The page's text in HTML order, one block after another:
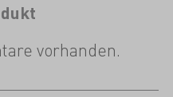
vorhanden.